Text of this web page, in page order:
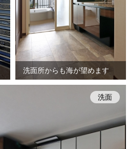
洗面所からも海が望めます
洗面